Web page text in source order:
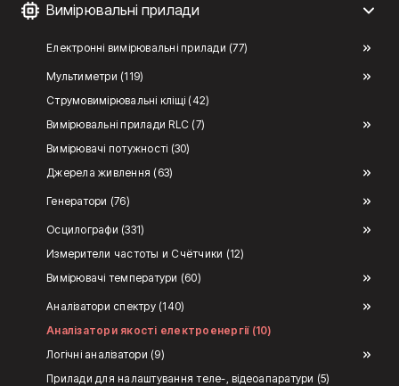
Вимірювальні прилади
Електронні вимірювальні прилади (77)
Мультиметри (119)
Струмовимірювальні кліщі (42)
Вимірювальні прилади RLC (7)
Вимірювачі потужності (30)
Джерела живлення (63)
Генератори (76)
Осцилографи (331)
Измерители частоты и Счётчики (12)
Вимірювачі температури (60)
Аналізатори спектру (140)
Аналізатори якості електроенергії (10)
Логічні аналізатори (9)
Прилади для налаштування теле-, відеоапаратури (5)